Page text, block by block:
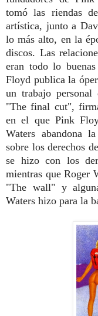
tomó las riendas
artística, junto a
lo más alto, en la
discos. Las
eran todo lo
Floyd publica la
un trabajo personal
"The final cut",
en el que Pink
Waters abandona
sobre los derechos
se hizo con los
mientras que Roger
"The wall" y
Waters hizo para la